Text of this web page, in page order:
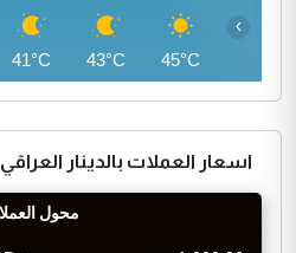
45°C
43°C
41°C
›
اسعار العملات بالدينار العراقي